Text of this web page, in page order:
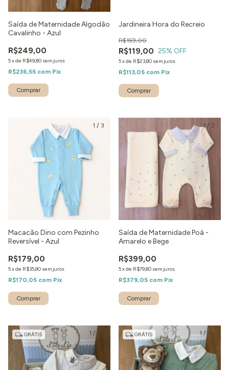
Saída de Maternidade Algodão
Cavalinho - Azul
R$249,00
5xde R$49,80 sem juros
R$236,55 com Pix
Comprar
Jardineira Hora do Recreio
R$119,00
R$159,00
25% OFF
5xde R$23,80 sem juros
R$113,05 com Pix
Comprar
1 / 3
Macacão Dino com Pezinho
Reversível - Azul
R$179,00
5xde R$35,80 sem juros
R$170,05 com Pix
Comprar
1 / 2
Saída de Maternidade Poá -
Amarelo e Bege
R$399,00
5xde R$79,80 sem juros
R$379,05 com Pix
Comprar
1 /10
GRÁTIS 1/10
GRÁTIS